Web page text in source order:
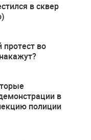
в сквер
во
в
полиции